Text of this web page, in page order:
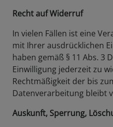
Recht auf Widerruf
In vielen Fällen ist eine
mit Ihrer ausdrücklichen
haben gemäß § 11 Abs. 3
Einwilligung jederzeit zu
Rechtmäßigkeit der bis
Datenverarbeitung bleibt
Auskunft, Sperrung,